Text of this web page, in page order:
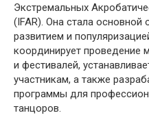
Экстремальных
(IFAR). Она стала
развитием и
координирует проведение
и фестивалей,
участникам, а также
программы для
танцоров.